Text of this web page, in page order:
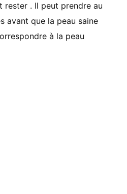
rester . Il peut prendre au
avant que la peau saine
à la peau